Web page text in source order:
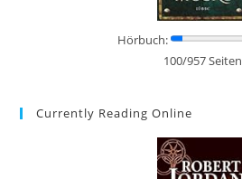
Hörbuch:
100/957 Seiten
Currently Reading Online